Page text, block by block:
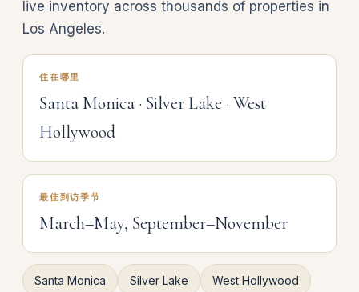
live inventory across thousands of properties in
Los Angeles.
住在哪里
Santa Monica · Silver Lake · West
Hollywood
最佳到访季节
March–May, September–November
Santa Monica Silver Lake West Hollywood